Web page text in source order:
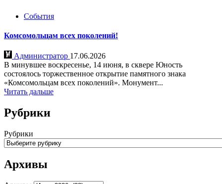
События
Комсомольцам всех поколений!
Администратор 17.06.2026
В минувшее воскресенье, 14 июня, в сквере Юность
состоялось торжественное открытие памятного знака
«Комсомольцам всех поколений». Монумент...
Читать дальше
Рубрики
Рубрики
Архивы